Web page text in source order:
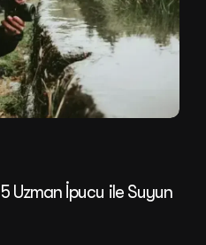
Uzman İpucu ile Suyun